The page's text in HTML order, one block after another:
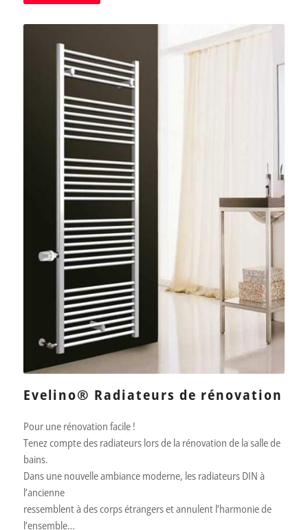
Evelino® Radiateurs de rénovation
Pour une rénovation facile !
Tenez compte des radiateurs lors de la rénovation de la salle de
bains.
Dans une nouvelle ambiance moderne, les radiateurs DIN à
l’ancienne
ressemblent à des corps étrangers et annulent l’harmonie de
l’ensemble…